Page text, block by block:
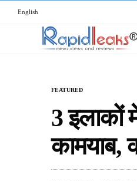
English
FEATURED
3 इलाकों
कामयाब,